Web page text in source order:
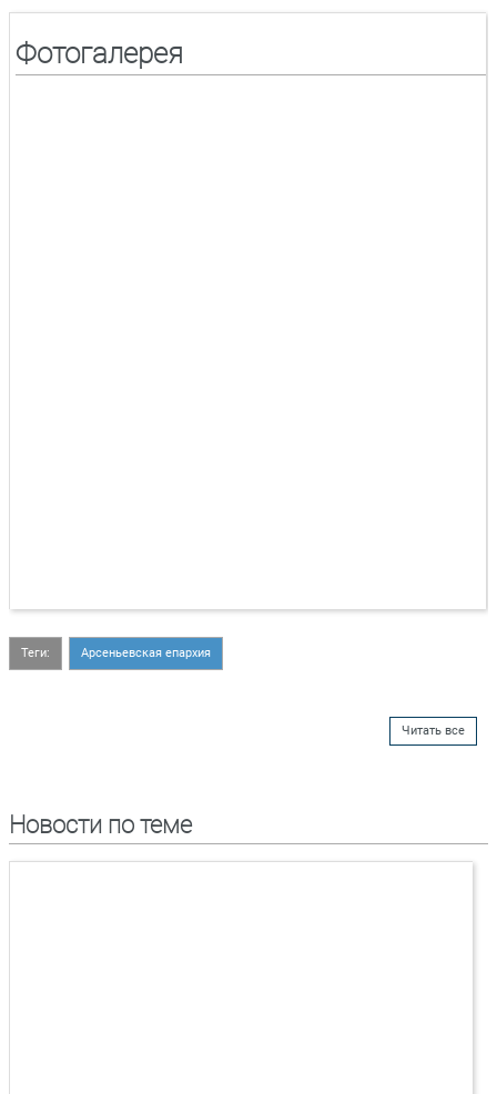
Фотогалерея
Теги: Арсеньевская епархия
Читать все
Новости по теме